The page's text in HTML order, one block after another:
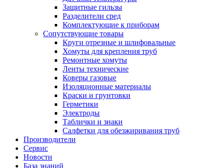
Защитные гильзы
Разделители сред
Комплектующие к приборам
Сопутствующие товары
Круги отрезные и шлифовальные
Хомуты для крепления труб
Ремонтные хомуты
Ленты технические
Коверы газовые
Изоляционные материалы
Краски и грунтовки
Герметики
Электроды
Таблички и знаки
Салфетки для обезжиривания труб
Производители
Сервис
Новости
База знаний